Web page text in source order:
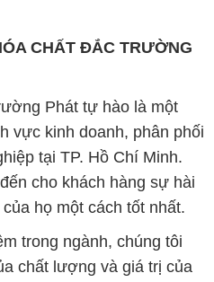
CHẤT ĐẮC TRƯỜNG
Phát tự hào là một
vực kinh doanh, phân phối
tại TP. Hồ Chí Minh.
cho khách hàng sự hài
họ một cách tốt nhất.
trong ngành, chúng tôi
chất lượng và giá trị của